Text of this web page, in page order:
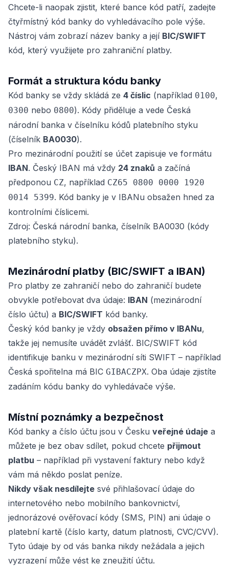
Chcete-li naopak zjistit, které bance kód patří, zadejte
čtyřmístný kód banky do vyhledávacího pole výše.
Nástroj vám zobrazí název banky a její BIC/SWIFT
kód, který využijete pro zahraniční platby.
Formát a struktura kódu banky
Kód banky se vždy skládá ze 4 číslic (například 0100,
0300 nebo 0800). Kódy přiděluje a vede Česká
národní banka v číselníku kódů platebního styku
(číselník BA0030).
Pro mezinárodní použití se účet zapisuje ve formátu
IBAN. Český IBAN má vždy 24 znaků a začíná
předponou CZ, například CZ65 0800 0000 1920
0014 5399. Kód banky je v IBANu obsažen hned za
kontrolními číslicemi.
Zdroj: Česká národní banka, číselník BA0030 (kódy
platebního styku).
Mezinárodní platby (BIC/SWIFT a IBAN)
Pro platby ze zahraničí nebo do zahraničí budete
obvykle potřebovat dva údaje: IBAN (mezinárodní
číslo účtu) a BIC/SWIFT kód banky.
Český kód banky je vždy obsažen přímo v IBANu,
takže jej nemusíte uvádět zvlášť. BIC/SWIFT kód
identifikuje banku v mezinárodní síti SWIFT – například
Česká spořitelna má BIC GIBACZPX. Oba údaje zjistíte
zadáním kódu banky do vyhledávače výše.
Místní poznámky a bezpečnost
Kód banky a číslo účtu jsou v Česku veřejné údaje a
můžete je bez obav sdílet, pokud chcete přijmout
platbu – například při vystavení faktury nebo když
vám má někdo poslat peníze.
Nikdy však nesdílejte své přihlašovací údaje do
internetového nebo mobilního bankovnictví,
jednorázové ověřovací kódy (SMS, PIN) ani údaje o
platební kartě (číslo karty, datum platnosti, CVC/CVV).
Tyto údaje by od vás banka nikdy nežádala a jejich
vyzrazení může vést ke zneužití účtu.